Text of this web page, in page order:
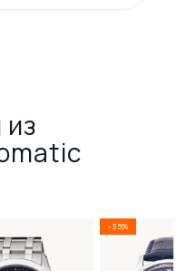
-35%